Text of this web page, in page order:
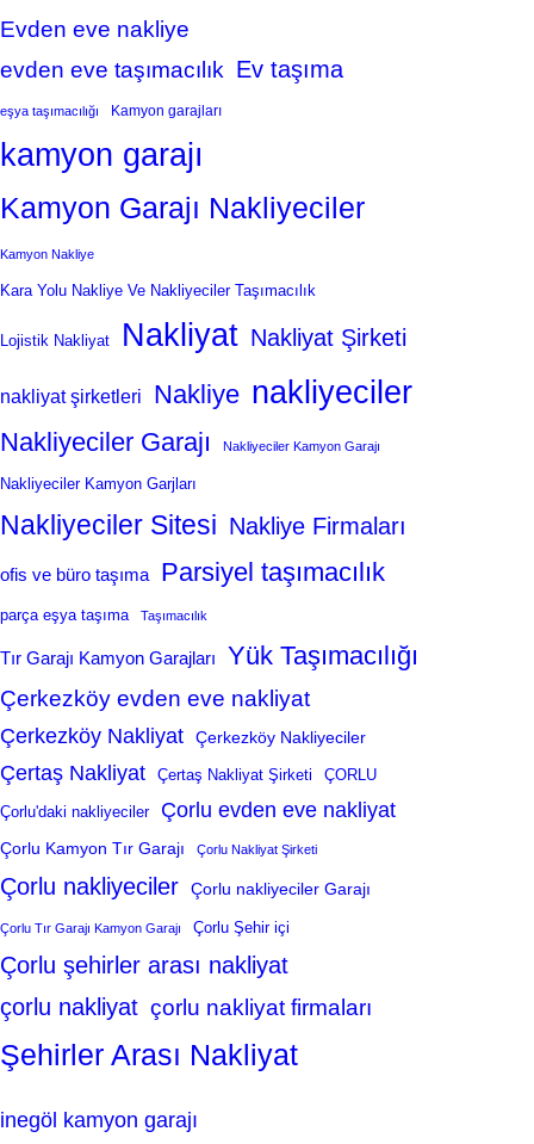
Evden eve nakliye
evden eve taşımacılık Ev taşıma
eşya taşımacılığı Kamyon garajları
kamyon garajı
Kamyon Garajı Nakliyeciler
Kamyon Nakliye
Kara Yolu Nakliye Ve Nakliyeciler Taşımacılık
Lojistik Nakliyat Nakliyat Nakliyat Şirketi
nakliyat şirketleri Nakliye nakliyeciler
Nakliyeciler Garajı Nakliyeciler Kamyon Garajı
Nakliyeciler Kamyon Garjları
Nakliyeciler Sitesi Nakliye Firmaları
ofis ve büro taşıma Parsiyel taşımacılık
parça eşya taşıma Taşımacılık
Tır Garajı Kamyon Garajları Yük Taşımacılığı
Çerkezköy evden eve nakliyat
Çerkezköy Nakliyat Çerkezköy Nakliyeciler
Çertaş Nakliyat Çertaş Nakliyat Şirketi ÇORLU
Çorlu'daki nakliyeciler Çorlu evden eve nakliyat
Çorlu Kamyon Tır Garajı Çorlu Nakliyat Şirketi
Çorlu nakliyeciler Çorlu nakliyeciler Garajı
Çorlu Tır Garajı Kamyon Garajı Çorlu Şehir içi
Çorlu şehirler arası nakliyat
çorlu nakliyat çorlu nakliyat firmaları
Şehirler Arası Nakliyat
inegöl kamyon garajı